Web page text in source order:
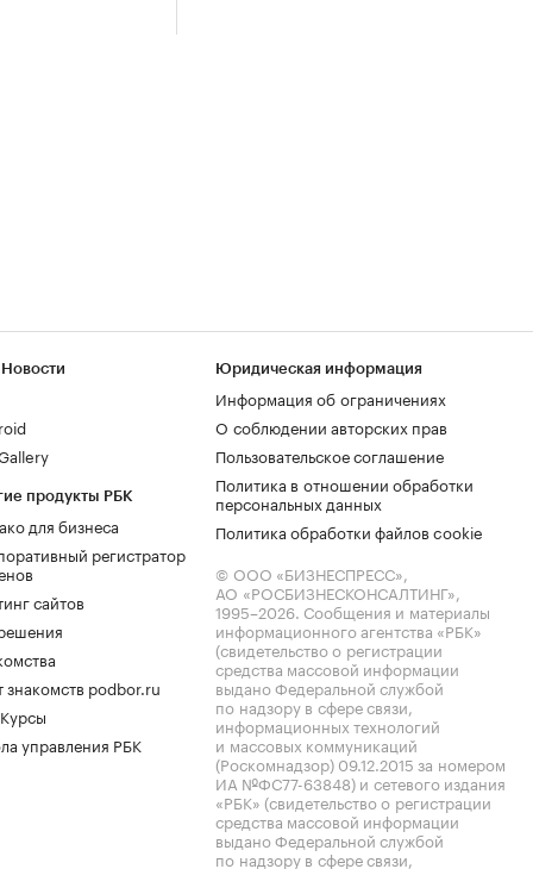
продукты РБК
для бизнеса
регистратор
сайтов
знакомств podbor.ru
управления РБК
Юридическая информация
Информация об ограничениях
О соблюдении авторских прав
Пользовательское соглашение
Политика в отношении обработки
персональных данных
Политика обработки файлов cookie
© ООО «БИЗНЕСПРЕСС»,
АО «РОСБИЗНЕСКОНСАЛТИНГ»,
1995–2026. Сообщения и материалы
информационного агентства «РБК»
(свидетельство о регистрации
средства массовой информации
выдано Федеральной службой
по надзору в сфере связи,
информационных технологий
и массовых коммуникаций
(Роскомнадзор) 09.12.2015 за номером
ИА №ФС77-63848) и сетевого издания
«РБК» (свидетельство о регистрации
средства массовой информации
выдано Федеральной службой
по надзору в сфере связи,